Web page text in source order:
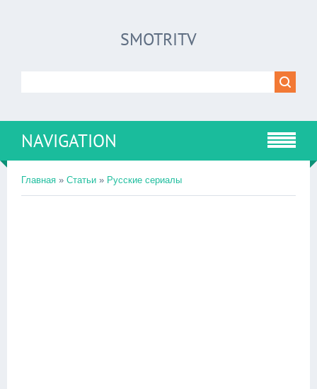
SMOTRITV
NAVIGATION
Главная » Статьи » Русские сериалы